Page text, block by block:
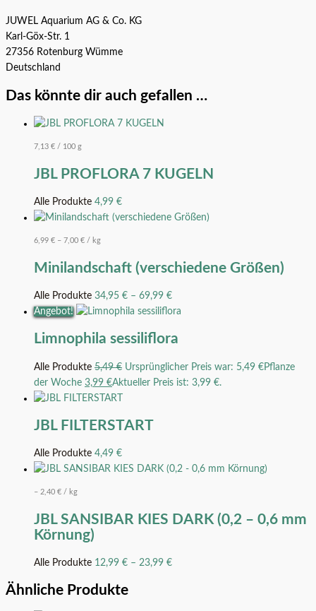
JUWEL Aquarium AG & Co. KG
Karl-Göx-Str. 1
27356 Rotenburg Wümme
Deutschland
Das könnte dir auch gefallen …
7,13 € / 100 g
JBL PROFLORA 7 KUGELN
Alle Produkte 4,99 €
6,99 € – 7,00 € / kg
Minilandschaft (verschiedene Größen)
Alle Produkte 34,95 € – 69,99 €
Angebot!
Limnophila sessiliflora
Alle Produkte 5,49€ Ursprünglicher Preis war: 5,49 €Pflanze
der Woche 3,99 €Aktueller Preis ist: 3,99 €.
JBL FILTERSTART
Alle Produkte 4,49 €
– 2,40 € / kg
JBL SANSIBAR KIES DARK (0,2 – 0,6 mm
Körnung)
Alle Produkte 12,99 € – 23,99 €
Ähnliche Produkte